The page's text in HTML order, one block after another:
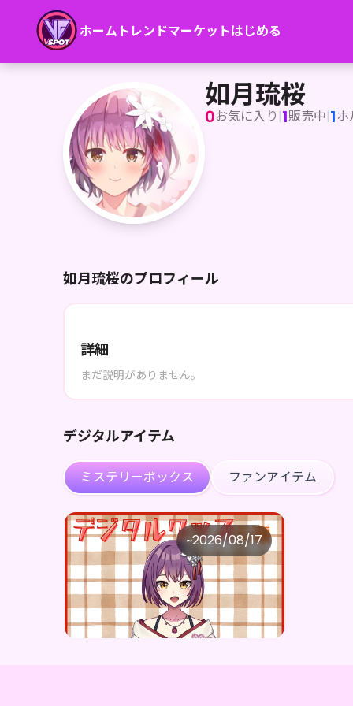
ホーム トレンドマーケットはじめる
如月琉桜
如月琉桜
0お気に入り |1販売中|1
如月琉桜のプロフィール
詳細
まだ説明がありません。
デジタルアイテム
ミステリーボックス ファンアイテム
~2026/08/17
如月琉桜
如月琉桜 ×Vガスト開店！
価格
¥1,100 購入はこちら